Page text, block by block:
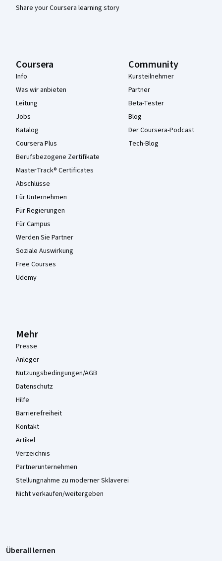
Share your Coursera learning story
Coursera
Info
Was wir anbieten
Leitung
Jobs
Katalog
Coursera Plus
Berufsbezogene Zertifikate
MasterTrack® Certificates
Abschlüsse
Für Unternehmen
Für Regierungen
Für Campus
Werden Sie Partner
Soziale Auswirkung
Free Courses
Udemy
Community
Kursteilnehmer
Partner
Beta-Tester
Blog
Der Coursera-Podcast
Tech-Blog
Mehr
Presse
Anleger
Nutzungsbedingungen/AGB
Datenschutz
Hilfe
Barrierefreiheit
Kontakt
Artikel
Verzeichnis
Partnerunternehmen
Stellungnahme zu moderner Sklaverei
Nicht verkaufen/weitergeben
Überall lernen